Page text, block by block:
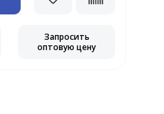
Запросить
оптовую цену